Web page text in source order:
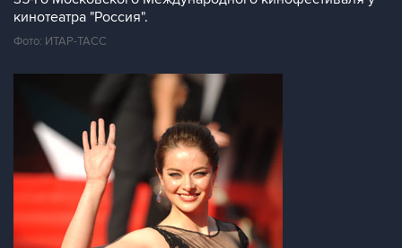
кинотеатра "Россия".
Фото: ИТАР-ТАСС